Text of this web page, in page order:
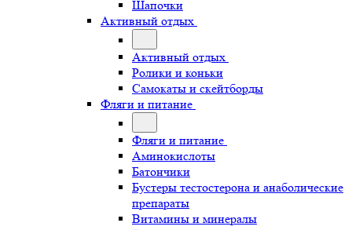
Шапочки
Активный отдых
Активный отдых
Ролики и коньки
Самокаты и скейтборды
Фляги и питание
Фляги и питание
Аминокислоты
Батончики
Бустеры тестостерона и анаболические
препараты
Витамины и минералы